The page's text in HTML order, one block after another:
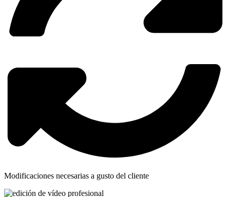
Modificaciones necesarias a gusto del cliente